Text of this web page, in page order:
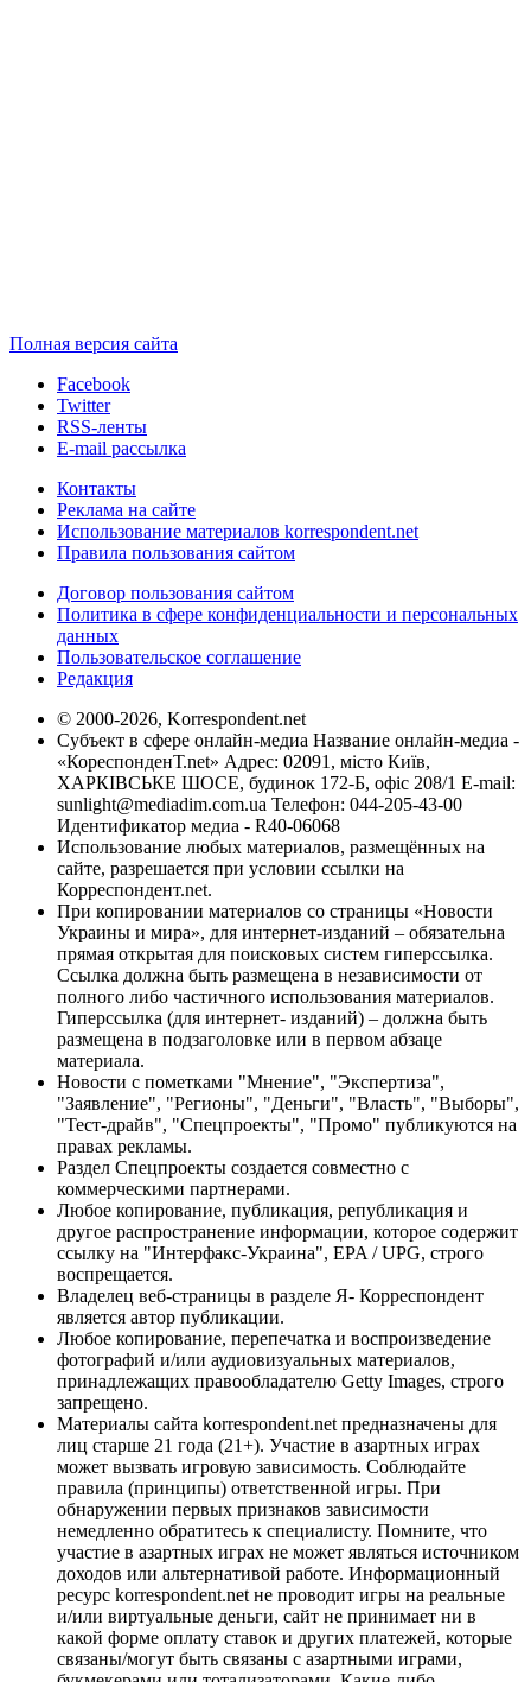
Полная версия сайта
Facebook
Twitter
RSS-ленты
E-mail рассылка
Контакты
Реклама на сайте
Использование материалов korrespondent.net
Правила пользования сайтом
Договор пользования сайтом
Политика в сфере конфиденциальности и персональных
данных
Пользовательское соглашение
Редакция
© 2000-2026, Korrespondent.net
Субъект в сфере онлайн-медиа Название онлайн-медиа -
«КореспонденТ.net» Адрес: 02091, місто Київ,
ХАРКІВСЬКЕ ШОСЕ, будинок 172-Б, офіс 208/1 E-mail:
sunlight@mediadim.com.ua Телефон: 044-205-43-00
Идентификатор медиа - R40-06068
Использование любых материалов, размещённых на
сайте, разрешается при условии ссылки на
Корреспондент.net.
При копировании материалов со страницы «Новости
Украины и мира», для интернет-изданий – обязательна
прямая открытая для поисковых систем гиперссылка.
Ссылка должна быть размещена в независимости от
полного либо частичного использования материалов.
Гиперссылка (для интернет- изданий) – должна быть
размещена в подзаголовке или в первом абзаце
материала.
Новости с пометками "Мнение", "Экспертиза",
"Заявление", "Регионы", "Деньги", "Власть", "Выборы",
"Тест-драйв", "Спецпроекты", "Промо" публикуются на
правах рекламы.
Раздел Спецпроекты создается совместно с
коммерческими партнерами.
Любое копирование, публикация, републикация и
другое распространение информации, которое содержит
ссылку на "Интерфакс-Украина", EPA / UPG, строго
воспрещается.
Владелец веб-страницы в разделе Я- Корреспондент
является автор публикации.
Любое копирование, перепечатка и воспроизведение
фотографий и/или аудиовизуальных материалов,
принадлежащих правообладателю Getty Images, строго
запрещено.
Материалы сайта korrespondent.net предназначены для
лиц старше 21 года (21+). Участие в азартных играх
может вызвать игровую зависимость. Соблюдайте
правила (принципы) ответственной игры. При
обнаружении первых признаков зависимости
немедленно обратитесь к специалисту. Помните, что
участие в азартных играх не может являться источником
доходов или альтернативой работе. Информационный
ресурс korrespondent.net не проводит игры на реальные
и/или виртуальные деньги, сайт не принимает ни в
какой форме оплату ставок и других платежей, которые
связаны/могут быть связаны с азартными играми,